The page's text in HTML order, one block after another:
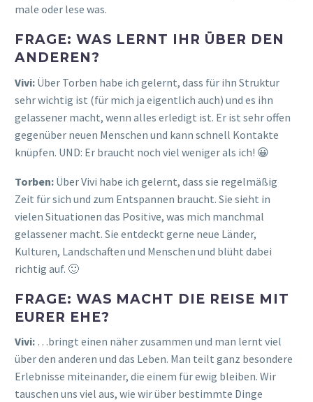
male oder lese was.
FRAGE: WAS LERNT IHR ÜBER DEN
ANDEREN?
Vivi: Über Torben habe ich gelernt, dass für ihn Struktur
sehr wichtig ist (für mich ja eigentlich auch) und es ihn
gelassener macht, wenn alles erledigt ist. Er ist sehr offen
gegenüber neuen Menschen und kann schnell Kontakte
knüpfen. UND: Er braucht noch viel weniger als ich! 😀
Torben: Über Vivi habe ich gelernt, dass sie regelmäßig
Zeit für sich und zum Entspannen braucht. Sie sieht in
vielen Situationen das Positive, was mich manchmal
gelassener macht. Sie entdeckt gerne neue Länder,
Kulturen, Landschaften und Menschen und blüht dabei
richtig auf. 🙂
FRAGE: WAS MACHT DIE REISE MIT
EURER EHE?
Vivi: …bringt einen näher zusammen und man lernt viel
über den anderen und das Leben. Man teilt ganz besondere
Erlebnisse miteinander, die einem für ewig bleiben. Wir
tauschen uns viel aus, wie wir über bestimmte Dinge